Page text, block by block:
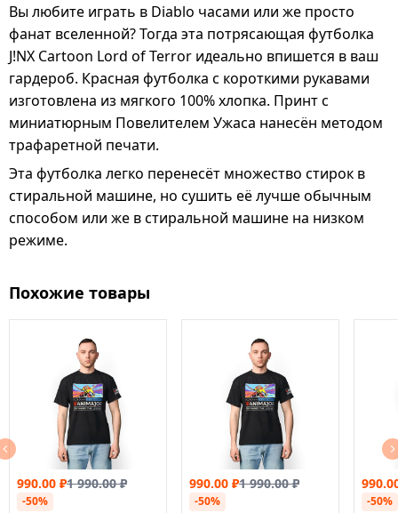
Вы любите играть в Diablo часами или же просто
фанат вселенной? Тогда эта потрясающая футболка
J!NX Cartoon Lord of Terror идеально впишется в ваш
гардероб. Красная футболка с короткими рукавами
изготовлена из мягкого 100% хлопка. Принт с
миниатюрным Повелителем Ужаса нанесён методом
трафаретной печати.
Эта футболка легко перенесёт множество стирок в
стиральной машине, но сушить её лучше обычным
способом или же в стиральной машине на низком
режиме.
Похожие товары
990.00 ₽1 990.00₽
-50%
990.00 ₽1 990.00₽
-50% -50%